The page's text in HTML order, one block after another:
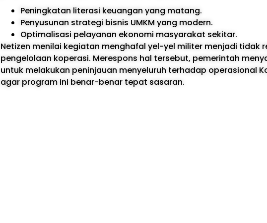
Peningkatan literasi keuangan yang matang.
Penyusunan strategi bisnis UMKM yang modern.
Optimalisasi pelayanan ekonomi masyarakat sekitar.
Netizen menilai kegiatan menghafal yel-yel militer menjadi tidak
pengelolaan koperasi. Merespons hal tersebut, pemerintah
untuk melakukan peninjauan menyeluruh terhadap operasional
agar program ini benar-benar tepat sasaran.